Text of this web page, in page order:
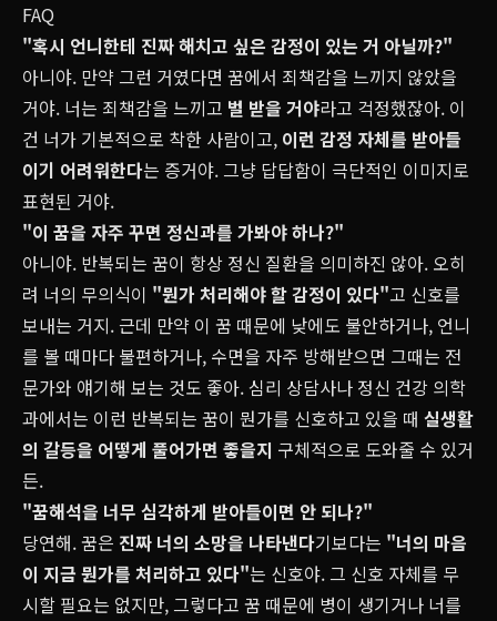
FAQ
"혹시 언니한테 진짜 해치고 싶은 감정이 있는 거 아닐까?"
아니야. 만약 그런 거였다면 꿈에서 죄책감을 느끼지 않았을
거야. 너는 죄책감을 느끼고 벌 받을 거야라고 걱정했잖아. 이
건 너가 기본적으로 착한 사람이고, 이런 감정 자체를 받아들
이기 어려워한다는 증거야. 그냥 답답함이 극단적인 이미지로
표현된 거야.
"이 꿈을 자주 꾸면 정신과를 가봐야 하나?"
아니야. 반복되는 꿈이 항상 정신 질환을 의미하진 않아. 오히
려 너의 무의식이 "뭔가 처리해야 할 감정이 있다"고 신호를
보내는 거지. 근데 만약 이 꿈 때문에 낮에도 불안하거나, 언니
를 볼 때마다 불편하거나, 수면을 자주 방해받으면 그때는 전
문가와 얘기해 보는 것도 좋아. 심리 상담사나 정신 건강 의학
과에서는 이런 반복되는 꿈이 뭔가를 신호하고 있을 때 실생활
의 갈등을 어떻게 풀어가면 좋을지 구체적으로 도와줄 수 있거
든.
"꿈해석을 너무 심각하게 받아들이면 안 되나?"
당연해. 꿈은 진짜 너의 소망을 나타낸다기보다는 "너의 마음
이 지금 뭔가를 처리하고 있다"는 신호야. 그 신호 자체를 무
시할 필요는 없지만, 그렇다고 꿈 때문에 병이 생기거나 너를